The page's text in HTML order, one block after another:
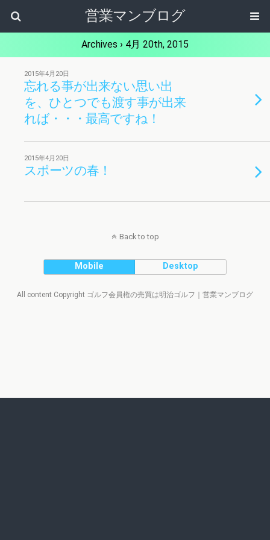
営業マンブログ
Archives › 4月 20th, 2015
2015年4月20日
忘れる事が出来ない思い出
を、ひとつでも渡す事が出来
れば・・・最高ですね！
2015年4月20日
スポーツの春！
Back to top
Mobile Desktop
All content Copyright ゴルフ会員権の売買は明治ゴルフ｜営業マンブログ